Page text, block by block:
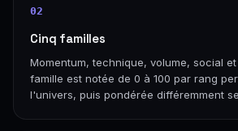
02
Cinq familles
Momentum, technique, volume, social
famille est notée de 0 à 100 par rang
l'univers, puis pondérée différemment